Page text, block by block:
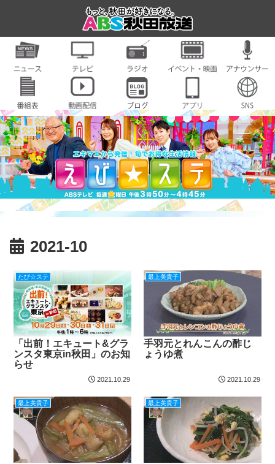
2021-10
たび☆ステ
「出前！エキュート&グラ
ンスタ東京in秋田」のお知
らせ
2021.10.29
最上美貴子
手羽元とれんこんの酢じ
ょうゆ煮
2021.10.29
最上美貴子 最上美貴子